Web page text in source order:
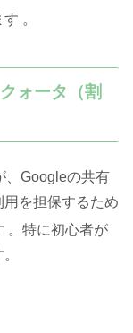
す 。
ォータ（割
、Googleの共有
を担保するため
。特に初心者が